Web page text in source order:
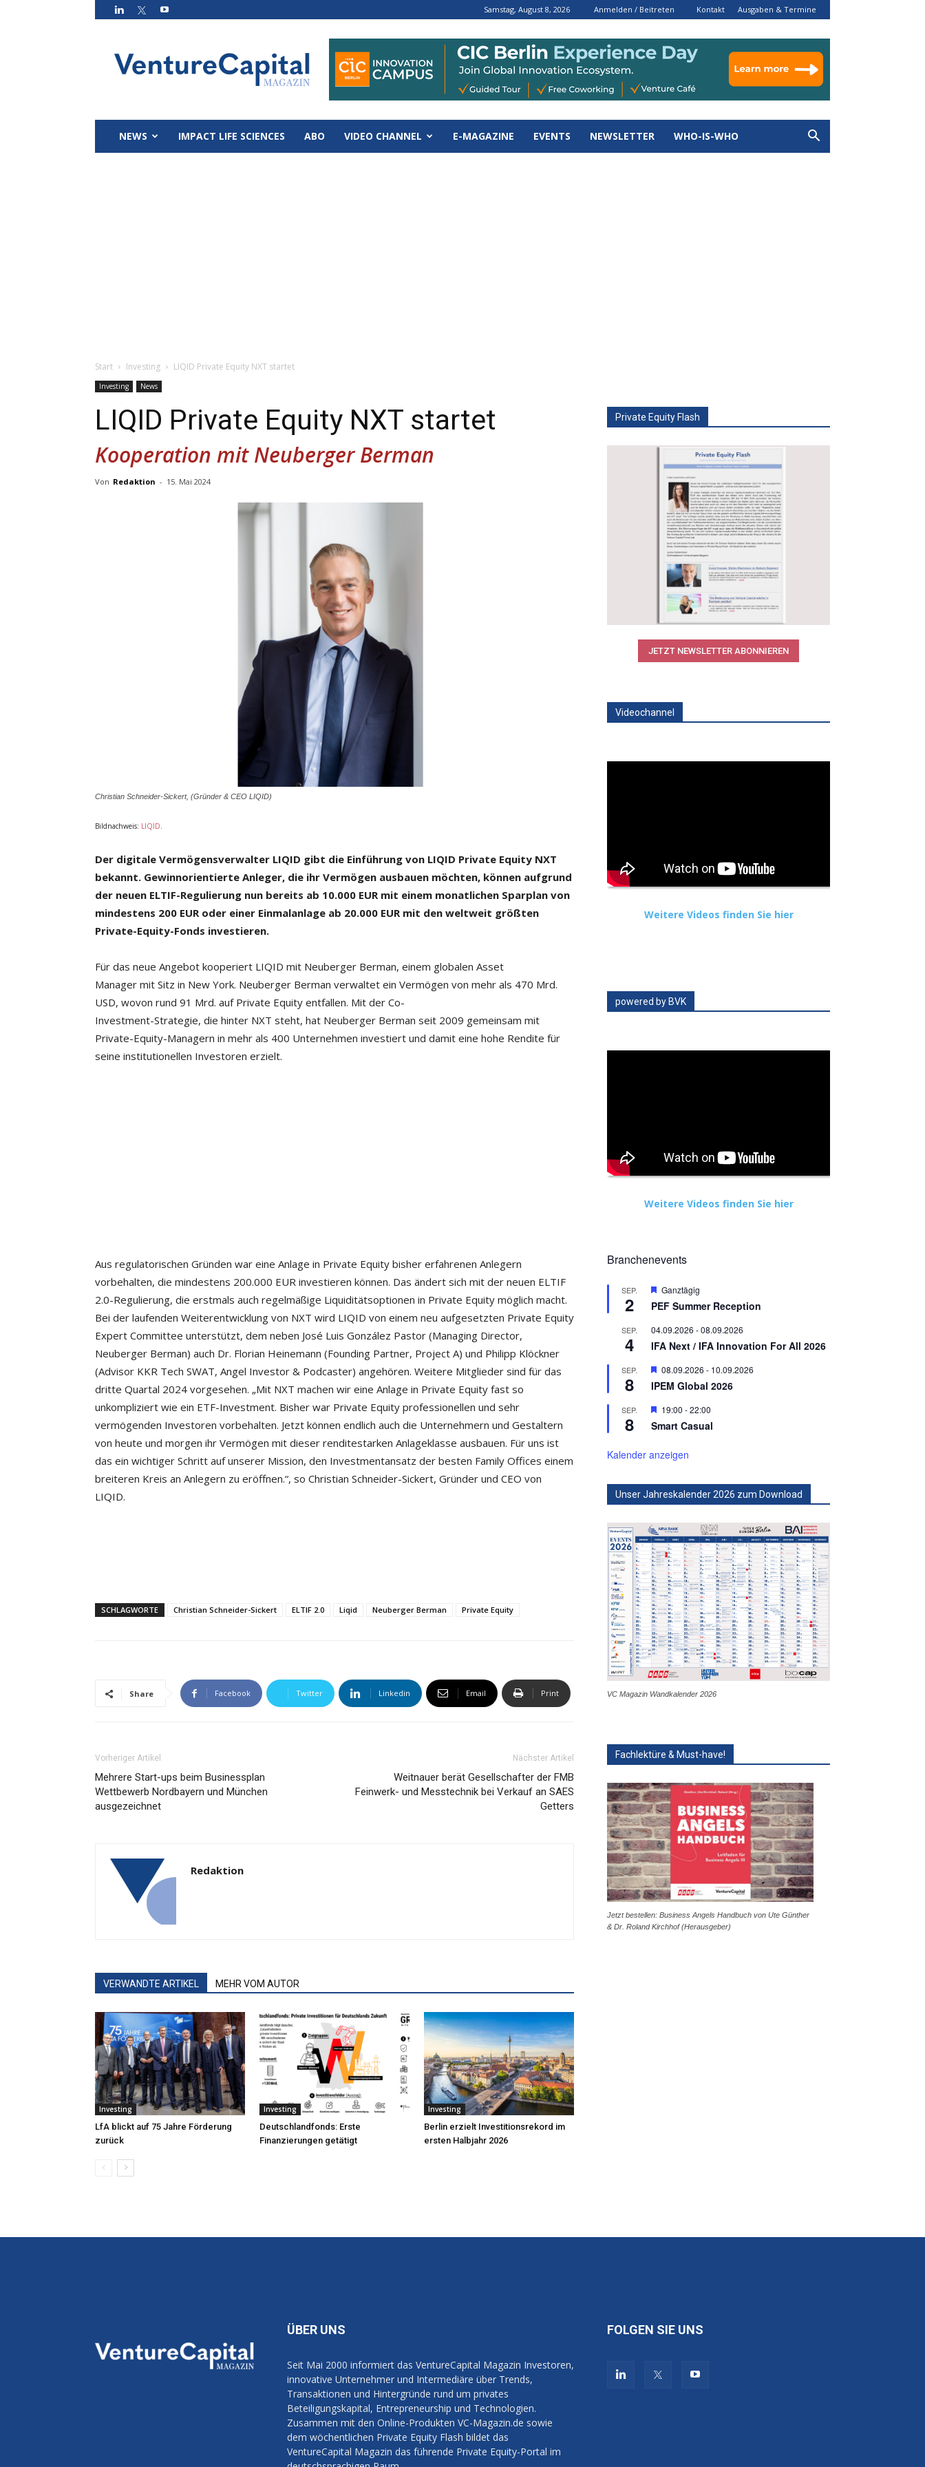
Samstag, August 8, 2026 Anmelden / Beitreten Kontakt Ausgaben & Termine
Magazin
NEWS IMPACT LIFE SCIENCES ABO VIDEO CHANNEL E-MAGAZINE EVENTS NEWSLETTER WHO-IS-WHO
Start Investing LIQID Private Equity NXT startet
Investing News
LIQID Private Equity NXT startet
Kooperation mit Neuberger Berman
Von Redaktion - 15. Mai 2024
Christian Schneider-Sickert, (Gründer & CEO LIQID)
Bildnachweis: LIQID.
Der digitale Vermögensverwalter LIQID gibt die Einführung von LIQID Private Equity NXT
bekannt. Gewinnorientierte Anleger, die ihr Vermögen ausbauen möchten, können aufgrund
der neuen ELTIF-Regulierung nun bereits ab 10.000 EUR mit einem monatlichen Sparplan von
mindestens 200 EUR oder einer Einmalanlage ab 20.000 EUR mit den weltweit größten
Private-Equity-Fonds investieren.
Für das neue Angebot kooperiert LIQID mit Neuberger Berman, einem globalen Asset
Manager mit Sitz in New York. Neuberger Berman verwaltet ein Vermögen von mehr als 470 Mrd.
USD, wovon rund 91 Mrd. auf Private Equity entfallen. Mit der Co-
Investment-Strategie, die hinter NXT steht, hat Neuberger Berman seit 2009 gemeinsam mit
Private-Equity-Managern in mehr als 400 Unternehmen investiert und damit eine hohe Rendite für
seine institutionellen Investoren erzielt.
Aus regulatorischen Gründen war eine Anlage in Private Equity bisher erfahrenen Anlegern
vorbehalten, die mindestens 200.000 EUR investieren können. Das ändert sich mit der neuen ELTIF
2.0-Regulierung, die erstmals auch regelmäßige Liquiditätsoptionen in Private Equity möglich macht.
Bei der laufenden Weiterentwicklung von NXT wird LIQID von einem neu aufgesetzten Private Equity
Expert Committee unterstützt, dem neben José Luis González Pastor (Managing Director,
Neuberger Berman) auch Dr. Florian Heinemann (Founding Partner, Project A) und Philipp Klöckner
(Advisor KKR Tech SWAT, Angel Investor & Podcaster) angehören. Weitere Mitglieder sind für das
dritte Quartal 2024 vorgesehen. „Mit NXT machen wir eine Anlage in Private Equity fast so
unkompliziert wie ein ETF-Investment. Bisher war Private Equity professionellen und sehr
vermögenden Investoren vorbehalten. Jetzt können endlich auch die Unternehmern und Gestaltern
von heute und morgen ihr Vermögen mit dieser renditestarken Anlageklasse ausbauen. Für uns ist
das ein wichtiger Schritt auf unserer Mission, den Investmentansatz der besten Family Offices einem
breiteren Kreis an Anlegern zu eröffnen.“, so Christian Schneider-Sickert, Gründer und CEO von
LIQID.
SCHLAGWORTE Christian Schneider-Sickert ELTIF 2.0 Liqid Neuberger Berman Private Equity
Share Facebook Twitter Linkedin Email Print
Vorheriger Artikel
Mehrere Start-ups beim Businessplan
Wettbewerb Nordbayern und München
ausgezeichnet
Nächster Artikel
Weitnauer berät Gesellschafter der FMB
Feinwerk- und Messtechnik bei Verkauf an SAES
Getters
Redaktion
VERWANDTE ARTIKEL MEHR VOM AUTOR
Investing
LfA blickt auf 75 Jahre Förderung
zurück
Investing
Deutschlandfonds: Erste
Finanzierungen getätigt
Investing
Berlin erzielt Investitionsrekord im
ersten Halbjahr 2026
Private Equity Flash
JETZT NEWSLETTER ABONNIEREN
Videochannel
Weitere Videos finden Sie hier
powered by BVK
Weitere Videos finden Sie hier
Branchenevents
SEP.
2
Hervorgehoben
Ganztägig
PEF Summer Reception
SEP.
4
04.09.2026 -08.09.2026
IFA Next / IFA Innovation For All 2026
SEP.
8
Hervorgehoben
08.09.2026 - 10.09.2026
IPEM Global 2026
SEP.
8
Hervorgehoben
19:00 -22:00
Smart Casual
Kalender anzeigen
Unser Jahreskalender 2026 zum Download
VC Magazin Wandkalender 2026
Fachlektüre & Must-have!
Jetzt bestellen: Business Angels Handbuch von Ute Günther
& Dr. Roland Kirchhof (Herausgeber)
ÜBER UNS
Seit Mai 2000 informiert das VentureCapital Magazin Investoren,
innovative Unternehmer und Intermediäre über Trends,
Transaktionen und Hintergründe rund um privates
Beteiligungskapital, Entrepreneurship und Technologien.
Zusammen mit den Online-Produkten VC-Magazin.de sowie
dem wöchentlichen Private Equity Flash bildet das
VentureCapital Magazin das führende Private Equity-Portal im
FOLGEN SIE UNS